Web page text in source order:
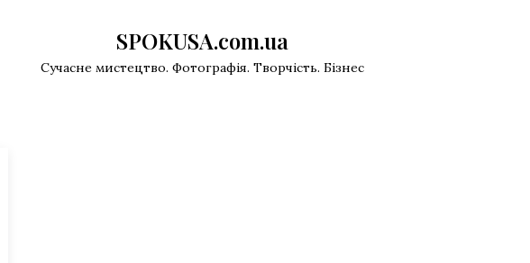
SPOKUSA.com.ua
Сучасне мистецтво. Фотографія. Творчість. Бізнес